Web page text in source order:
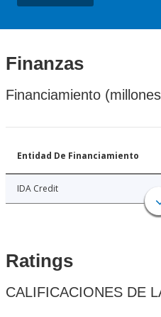
Finanzas
Financiamiento
Entidad De Financiamiento
IDA Credit
Ratings
CALIFICACIONES DE